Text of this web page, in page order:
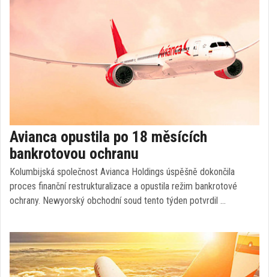
Avianca opustila po 18 měsících
bankrotovou ochranu
Kolumbijská společnost Avianca Holdings úspěšně dokončila
proces finanční restrukturalizace a opustila režim bankrotové
ochrany. Newyorský obchodní soud tento týden potvrdil …